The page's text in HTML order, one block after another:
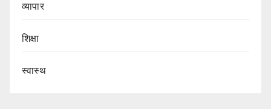
व्यापार
शिक्षा
स्वास्थ